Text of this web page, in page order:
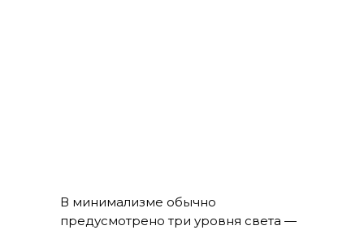
В минимализме обычно
предусмотрено три уровня света —